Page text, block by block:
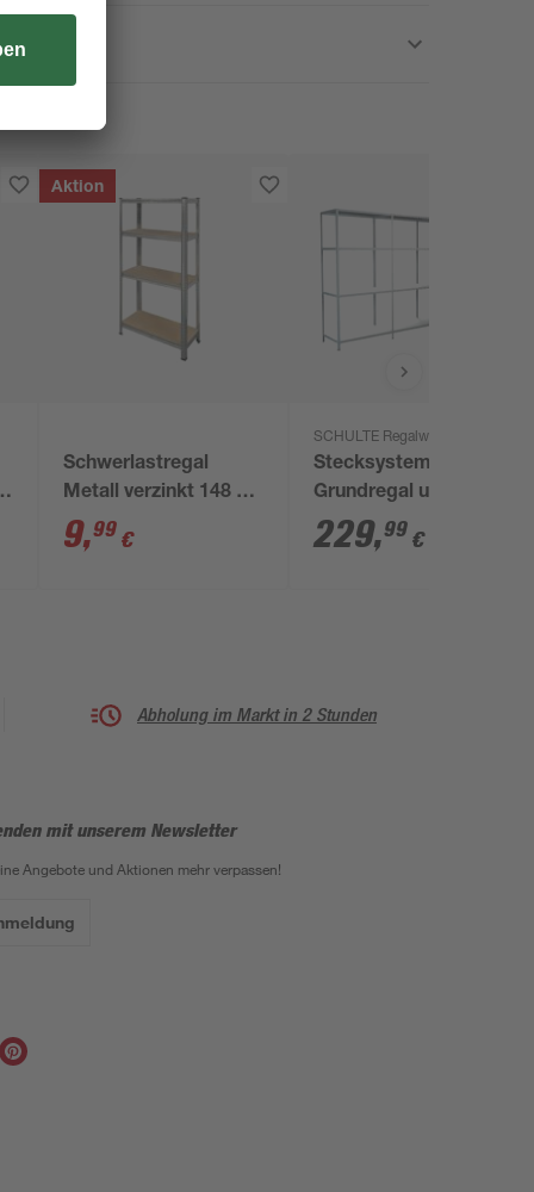
Aktion
Schwerlastregal
Metall verzinkt 148 x
75 x 30 cm, 4 Böden à
100 kg
9,99 €
SCHULTE Regalwelt
Stecksystem-
Grundregal und 3
Anbauregale 400 x
180 x 35 cm
229,99 €
Abholung im Markt in 2 Stunden
mit unserem Newsletter
Angebote und Aktionen mehr verpassen!